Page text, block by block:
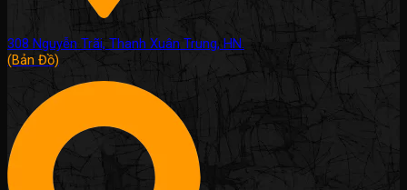
308 Nguyễn Trãi, Thanh Xuân Trung, HN.
(Bản Đồ)